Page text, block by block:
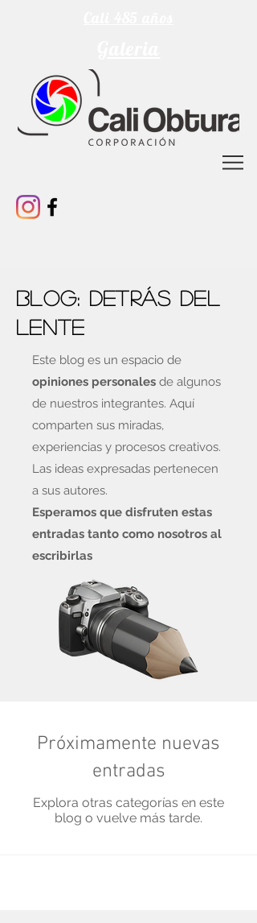
Blog: Detrás del
Lente
Este blog es un espacio de
opiniones personales de algunos
de nuestros integrantes. Aquí
comparten sus miradas,
experiencias y procesos creativos.
Las ideas expresadas pertenecen
a sus autores.
Esperamos que disfruten estas
entradas tanto como nosotros al
escribirlas
Próximamente nuevas
entradas
Explora otras categorías en este
blog o vuelve más tarde.